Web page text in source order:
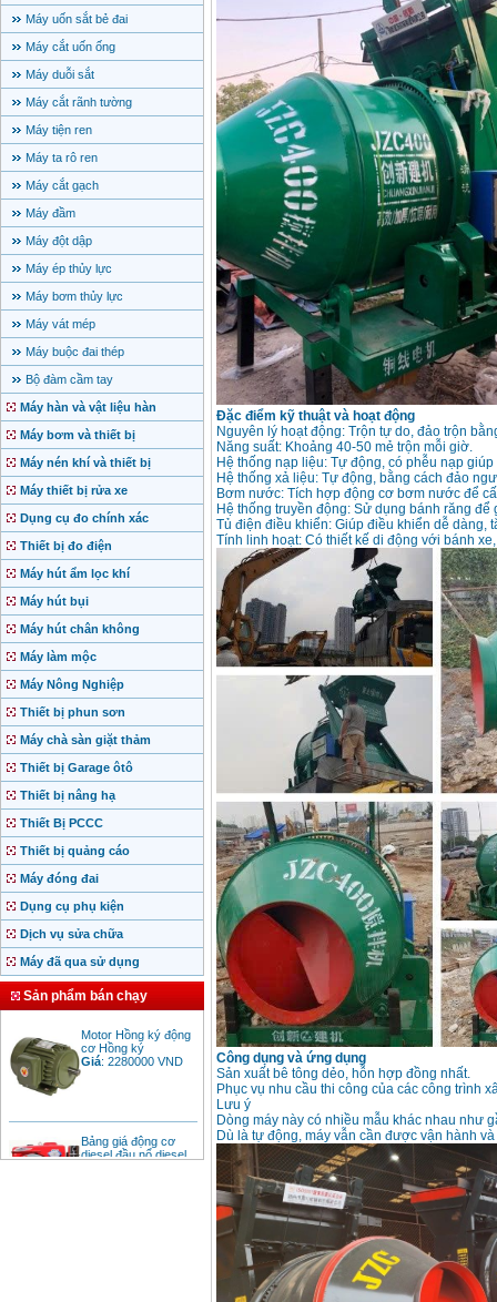
Máy uốn sắt bẻ đai
Máy cắt uốn ống
Máy duỗi sắt
Máy cắt rãnh tường
Máy tiện ren
Máy ta rô ren
Máy cắt gạch
Máy đầm
Máy đột dập
Máy ép thủy lực
Máy bơm thủy lực
Máy vát mép
Máy buộc đai thép
Bộ đàm cầm tay
Máy hàn và vật liệu hàn
Máy bơm và thiết bị
Máy nén khí và thiết bị
Máy thiết bị rửa xe
Dụng cụ đo chính xác
Thiết bị đo điện
Máy hút ẩm lọc khí
Máy hút bụi
Máy hút chân không
Máy làm mộc
Máy Nông Nghiệp
Thiết bị phun sơn
Máy chà sàn giặt thảm
Thiết bị Garage ôtô
Thiết bị nâng hạ
Thiết Bị PCCC
Thiết bị quảng cáo
Máy đóng đai
Dụng cụ phụ kiện
Dịch vụ sửa chữa
Máy đã qua sử dụng
Sản phẩm bán chạy
cơ Hồng ký
Giá:2280000
Bảng giá động cơ
diesel đầu nổ diesel
Giá:6500000 VND
Đặc điểm kỹ thuật và hoạt động
Nguyên lý hoạt động: Trộn tự do, đảo trộn
Năng suất: Khoảng 40-50 mẻ trộn mỗi giờ.
Hệ thống nạp liệu: Tự động, có phễu nạp
Hệ thống xả liệu: Tự động, bằng cách đảo
Bơm nước: Tích hợp động cơ bơm nước để
Hệ thống truyền động: Sử dụng bánh răng
Tủ điện điều khiển: Giúp điều khiển dễ dàng,
Tính linh hoạt: Có thiết kế di động với bánh
Công dụng và ứng dụng
Sản xuất bê tông dẻo, hỗn hợp đồng nhất.
Phục vụ nhu cầu thi công của các công trình
Lưu ý
Dòng máy này có nhiều mẫu khác nhau như
Dù là tự động, máy vẫn cần được vận hành